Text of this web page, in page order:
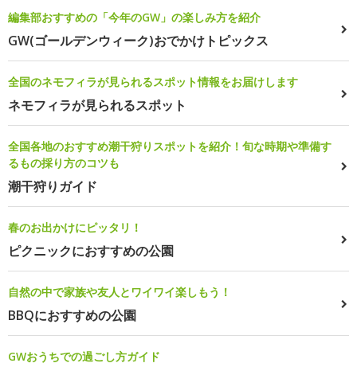
編集部おすすめの「今年のGW」の楽しみ方を紹介
GW(ゴールデンウィーク)おでかけトピックス
全国のネモフィラが見られるスポット情報をお届けします
ネモフィラが見られるスポット
全国各地のおすすめ潮干狩りスポットを紹介！旬な時期や準備す
るもの採り方のコツも
潮干狩りガイド
春のお出かけにピッタリ！
ピクニックにおすすめの公園
自然の中で家族や友人とワイワイ楽しもう！
BBQにおすすめの公園
GWおうちでの過ごし方ガイド